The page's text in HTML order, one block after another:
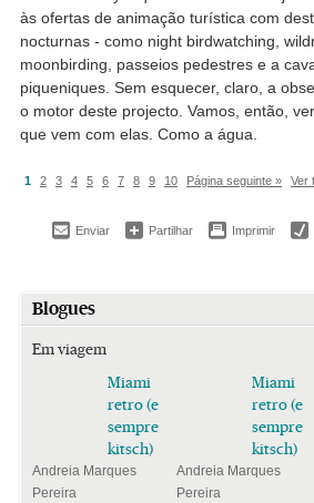
às ofertas de animação turística com
nocturnas - como night birdwatching,
moonbirding, passeios pedestres e a
piqueniques. Sem esquecer, claro, a
o motor deste projecto. Vamos, então,
que vem com elas. Como a água.
1 2 3 4 5 6 7 8 9 10 Página seguinte » Ver
Enviar Partilhar Imprimir
Blogues
Em viagem
Miami
retro (e
sempre
kitsch)
Andreia Marques
Pereira
Miami
retro (e
sempre
kitsch)
Andreia Marques
Pereira